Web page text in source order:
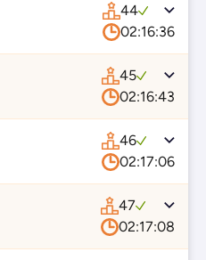
44
02:16:36
45
02:16:43
46
02:17:06
47
02:17:08